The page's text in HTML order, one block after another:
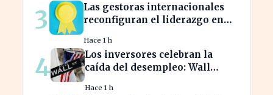
3
Las gestoras internacionales
reconfiguran el liderazgo en
nombrados?
Hace 1 h
4
Los inversores celebran la
caída del desempleo: Wall
Hace 1 h